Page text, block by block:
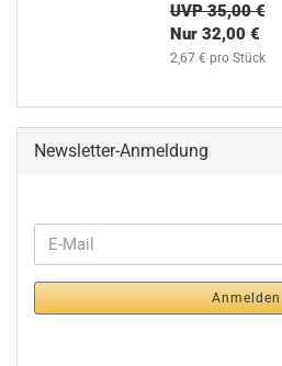
UVP 35,00 €
Nur 32,00 €
2,67 € pro Stück
Newsletter-Anmeldung
WEITER
ZUR
NEWSLETTER-
ANMELDUNG
E-
Mail
Anmelden